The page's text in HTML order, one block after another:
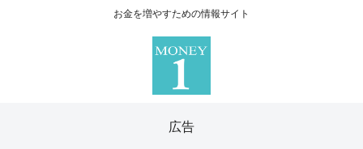
お金を増やすための情報サイト
広告